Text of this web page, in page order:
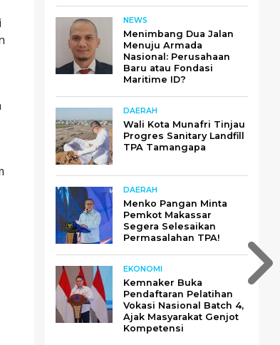
NEWS
Menimbang Dua Jalan
Menuju Armada
Nasional: Perusahaan
Baru atau Fondasi
Maritime ID?
DAERAH
Wali Kota Munafri Tinjau
Progres Sanitary Landfill
TPA Tamangapa
DAERAH
Menko Pangan Minta
Pemkot Makassar
Segera Selesaikan
Permasalahan TPA!
EKONOMI
Kemnaker Buka
Pendaftaran Pelatihan
Vokasi Nasional Batch 4,
Ajak Masyarakat Genjot
Kompetensi